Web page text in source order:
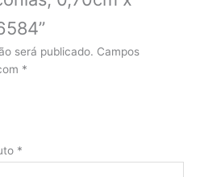
será publicado. Campos
*
*